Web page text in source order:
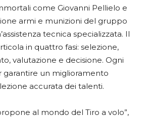
come Giovanni Pellielo e
armi e munizioni del gruppo
tecnica specializzata. Il
in quattro fasi: selezione,
valutazione e decisione. Ogni
garantire un miglioramento
accurata dei talenti.
al mondo del Tiro a volo”,